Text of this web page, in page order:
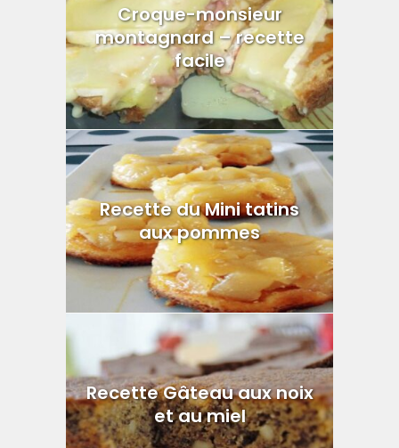
Croque-monsieur
montagnard – recette
facile
Recette du Mini tatins
aux pommes
Recette Gâteau aux noix
et au miel